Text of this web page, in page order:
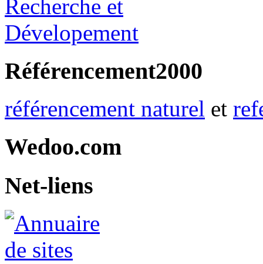
Référencement2000
référencement naturel et
Wedoo.com
Net-liens